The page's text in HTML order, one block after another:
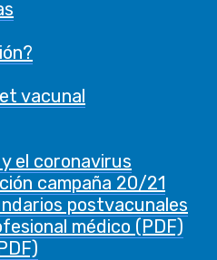
vacunal
el coronavirus
campaña 20/21
postvacunales
médico (PDF)